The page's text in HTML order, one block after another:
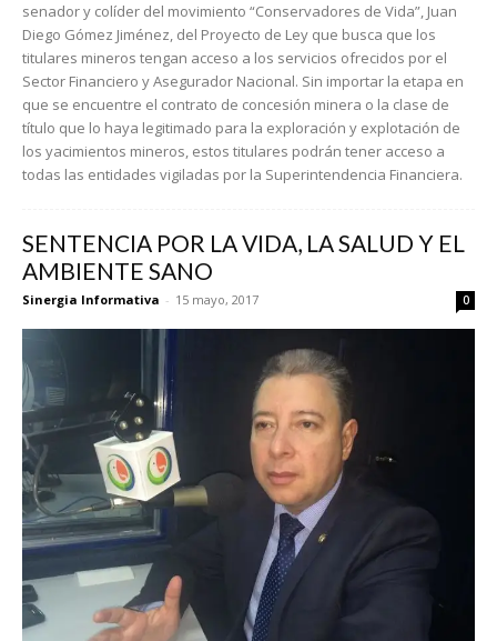
senador y colíder del movimiento “Conservadores de Vida”, Juan
Diego Gómez Jiménez, del Proyecto de Ley que busca que los
titulares mineros tengan acceso a los servicios ofrecidos por el
Sector Financiero y Asegurador Nacional. Sin importar la etapa en
que se encuentre el contrato de concesión minera o la clase de
título que lo haya legitimado para la exploración y explotación de
los yacimientos mineros, estos titulares podrán tener acceso a
todas las entidades vigiladas por la Superintendencia Financiera.
SENTENCIA POR LA VIDA, LA SALUD Y EL
AMBIENTE SANO
Sinergia Informativa - 15 mayo, 2017 0